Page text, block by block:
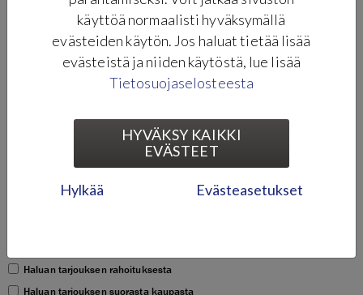
Haluan tarjouksen rahoituksesta
Haluan tarjouksen suorasta kaupasta
käyttöä normaalisti hyväksymällä
evästeiden käytön. Jos haluat tietää lisää
evästeistä ja niiden käytöstä, lue lisää
Tietosuojaselosteesta
HYVÄKSY KAIKKI
EVÄSTEET
Hylkää Evästeasetukset